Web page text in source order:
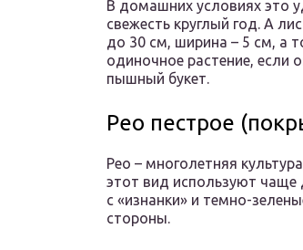
В домашних условиях это
свежесть круглый год. А
до 30 см, ширина – 5 см, а
одиночное растение, если
пышный букет.
Рео пестрое
Рео – многолетняя
этот вид используют чаще
с «изнанки» и темно-
стороны.